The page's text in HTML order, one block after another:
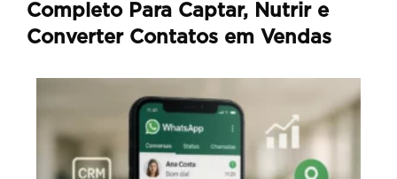
Completo Para Captar, Nutrir e
Converter Contatos em Vendas